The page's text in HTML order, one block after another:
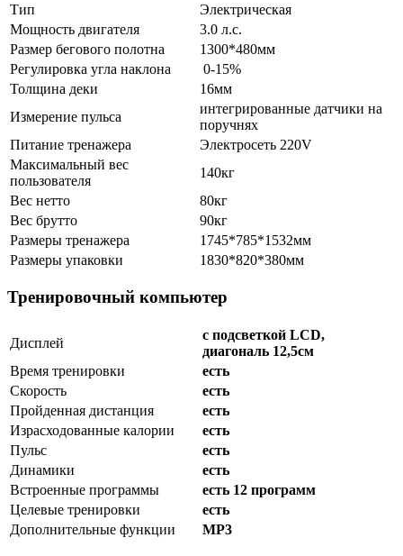
Тип
Электрическая
Мощность двигателя
3.0 л.с.
Размер бегового полотна
1300*480мм
Регулировка угла наклона
0-15%
Толщина деки
16мм
Измерение пульса
интегрированные датчики на
поручнях
Питание тренажера
Электросеть 220V
Максимальный вес
пользователя
140кг
Вес нетто
80кг
Вес брутто
90кг
Размеры тренажера
1745*785*1532мм
Размеры упаковки
1830*820*380мм
Тренировочный компьютер
Дисплей
с подсветкой LCD,
диагональ 12,5см
Время тренировки
есть
Скорость
есть
Пройденная дистанция
есть
Израсходованные калории
есть
Пульс
есть
Динамики
есть
Встроенные программы
есть 12 программ
Целевые тренировки
есть
Дополнительные функции
MP3